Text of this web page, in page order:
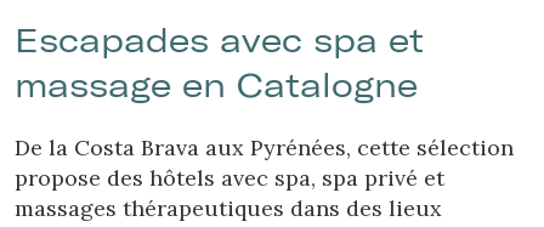
Escapades avec spa et
massage en Catalogne
De la Costa Brava aux Pyrénées, cette sélection
propose des hôtels avec spa, spa privé et
massages thérapeutiques dans des lieux